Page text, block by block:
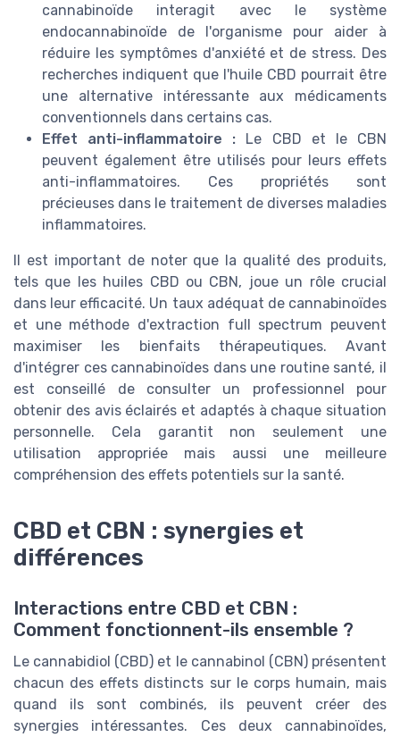
cannabinoïde interagit avec le système
endocannabinoïde de l'organisme pour aider à
réduire les symptômes d'anxiété et de stress. Des
recherches indiquent que l'huile CBD pourrait être
une alternative intéressante aux médicaments
conventionnels dans certains cas.
Effet anti-inflammatoire : Le CBD et le CBN
peuvent également être utilisés pour leurs effets
anti-inflammatoires. Ces propriétés sont
précieuses dans le traitement de diverses maladies
inflammatoires.
Il est important de noter que la qualité des produits,
tels que les huiles CBD ou CBN, joue un rôle crucial
dans leur efficacité. Un taux adéquat de cannabinoïdes
et une méthode d'extraction full spectrum peuvent
maximiser les bienfaits thérapeutiques. Avant
d'intégrer ces cannabinoïdes dans une routine santé, il
est conseillé de consulter un professionnel pour
obtenir des avis éclairés et adaptés à chaque situation
personnelle. Cela garantit non seulement une
utilisation appropriée mais aussi une meilleure
compréhension des effets potentiels sur la santé.
CBD et CBN : synergies et
différences
Interactions entre CBD et CBN :
Comment fonctionnent-ils ensemble ?
Le cannabidiol (CBD) et le cannabinol (CBN) présentent
chacun des effets distincts sur le corps humain, mais
quand ils sont combinés, ils peuvent créer des
synergies intéressantes. Ces deux cannabinoïdes,